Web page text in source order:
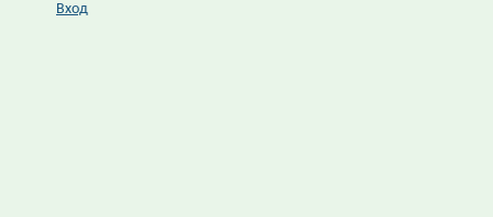
Вход